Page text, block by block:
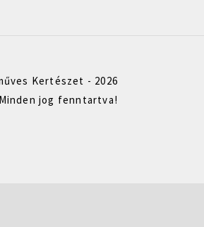
Kertészet - 2026
Minden jog fenntartva!